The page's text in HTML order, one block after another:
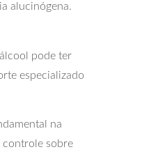
alucinógena.
pode ter
especializado
na
controle sobre